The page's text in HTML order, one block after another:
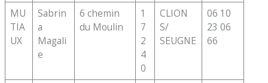
MU
TIA
UX
Sabrin
a
Magali
e
6 chemin
du Moulin
1
7
2
4
0
CLION
S/
SEUGNE
06 10
23 06
66